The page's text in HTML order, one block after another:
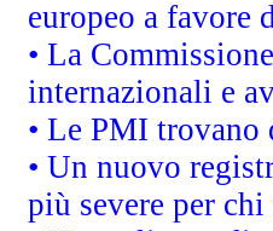
europeo a favore
• La
internazionali e
• Le PMI
• Un nuovo
più severe per